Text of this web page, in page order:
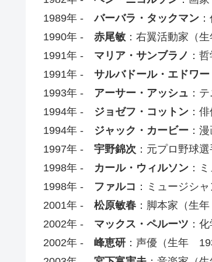
1989年 -バーバラ・タックマン
1990年 - 赤尾敏 ：右翼活動家（
1991年 - マリア・サンブラノ ：
1991年 - サルバドール・エドワ
1993年 - アーサー・アッシュ ：
1994年 - ジョゼフ・コットン ：
1994年 - ジャック・カービー ：
1997年 - 宇野錦次 ：元プロ野球
1998年 - カール・ウィルソン ：
1998年 - ファルコ ：ミュージシ
2001年 - 松原敏春 ：脚本家（生
2002年 - マックス・ペルーツ ：
2002年 - 峰恵研 ：声優（生年